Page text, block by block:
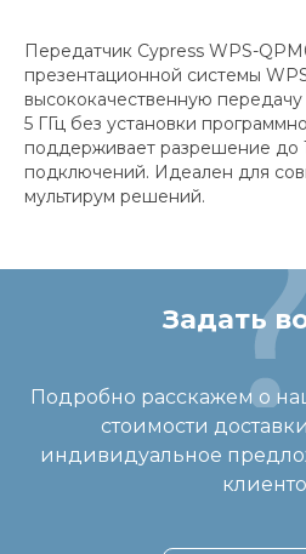
Передатчик Cypress WPS-
презентационной системы
высококачественную
5 ГГц без установки
поддерживает разрешение до
подключений. Идеален для
мультирум решений.
Задать
Подробно расскажем о
стоимости
индивидуальное